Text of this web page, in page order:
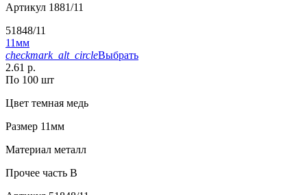
Артикул 1881/11
51848/11
11мм
checkmark_alt_circleВыбрать
2.61 р.
По 100 шт
Цвет темная медь
Размер 11мм
Материал металл
Прочее часть B